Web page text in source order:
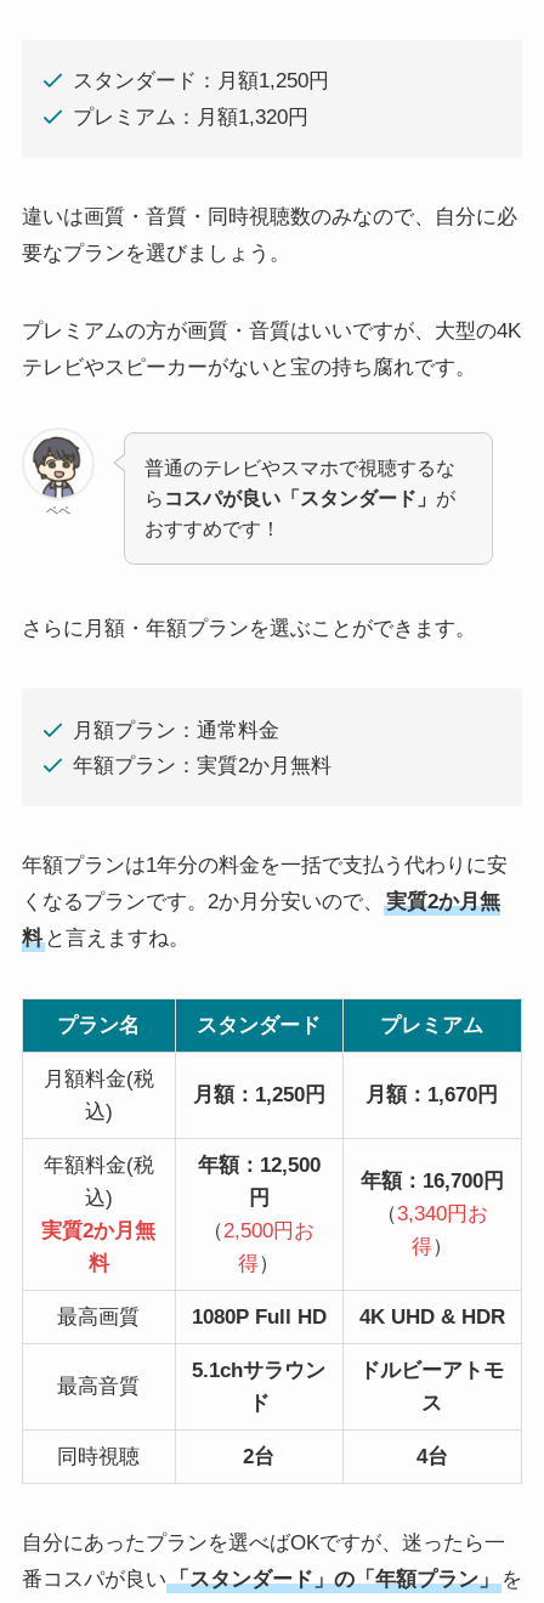
スタンダード：月額1,250円
プレミアム：月額1,320円
違いは画質・音質・同時視聴数のみなので、自分に必
要なプランを選びましょう。
プレミアムの方が画質・音質はいいですが、大型の4K
テレビやスピーカーがないと宝の持ち腐れです。
ペペ
普通のテレビやスマホで視聴するな
ら コスパが良い「スタンダード」 が
おすすめです！
さらに月額・年額プランを選ぶことができます。
月額プラン：通常料金
年額プラン：実質2か月無料
年額プランは1年分の料金を一括で支払う代わりに安
くなるプランです。2か月分安いので、
実質2か月無
料と言えますね。
プラン名 スタンダード プレミアム
月額料金(税
込)
月額：1,250円 月額：1,670円
年額料金(税
込)
実質2か月無
料
年額：12,500
円
（2,500円お
得）
年額：16,700円
（3,340円お
得）
最高画質 1080P Full HD 4K UHD & HDR
最高音質
5.1chサラウン
ド
ドルビーアトモ
ス
同時視聴 2台 4台
自分にあったプランを選べばOKですが、迷ったら一
番コスパが良い「スタンダード」の「年額プラン」を